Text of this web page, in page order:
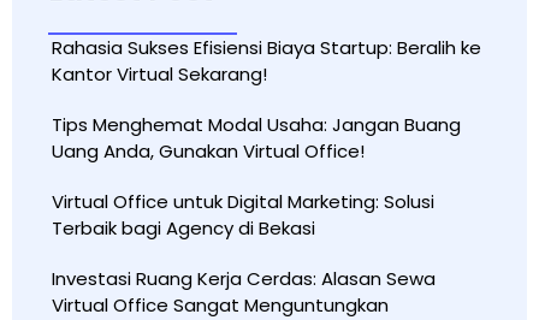
Rahasia Sukses Efisiensi Biaya Startup: Beralih ke
Kantor Virtual Sekarang!
Tips Menghemat Modal Usaha: Jangan Buang
Uang Anda, Gunakan Virtual Office!
Virtual Office untuk Digital Marketing: Solusi
Terbaik bagi Agency di Bekasi
Investasi Ruang Kerja Cerdas: Alasan Sewa
Virtual Office Sangat Menguntungkan